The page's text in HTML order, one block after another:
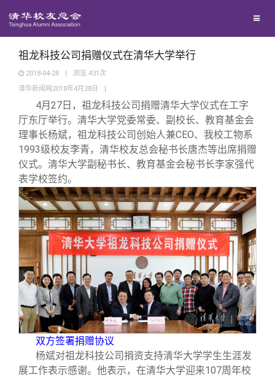
西南联大校友会
义工计划
媒体平台
《清华校友通讯》
《水木清华》
我要订阅
新媒体平台
百年清华
清华人物
清华故事
青春风采
校友文苑
校友讲坛
校友视界
校友服务
终身学习
信息化服务
三创大赛
实用信息
校友总会
总会简介
会长致辞
总会章程
理事会名单
关闭
祖龙科技公司捐赠仪式在清华大学举行
2018-04-28 | 浏览 431 次
清华新闻网2018年4月28日
|
4月27日，祖龙科技公司捐赠清华大学仪式在工字
厅东厅举行。清华大学党委常委、副校长、教育基金会
理事长杨斌，祖龙科技公司创始人兼CEO、我校工物系
1993级校友李青，清华校友总会秘书长唐杰等出席捐赠
仪式。清华大学副秘书长、教育基金会秘书长李家强代
表学校签约。
双方签署捐赠协议
杨斌对祖龙科技公司捐资支持清华大学学生生涯发
展工作表示感谢。他表示，在清华大学迎来107周年校